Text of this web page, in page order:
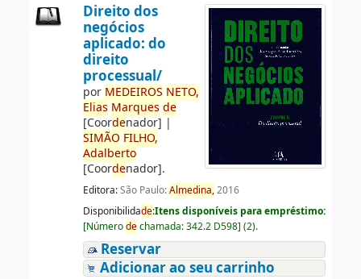
Direito dos
negócios
aplicado: do
direito
processual/
por MEDEIROS NETO,
Elias Marques de
[Coordenador] |
SIMÃO FILHO,
Adalberto
[Coordenador].
Editora:São Paulo:Almedina,2016
Disponibilidade:Itens disponíveis para empréstimo:
[Númerodechamada:342.2 D598] (2).
Reservar
Adicionar ao seu carrinho